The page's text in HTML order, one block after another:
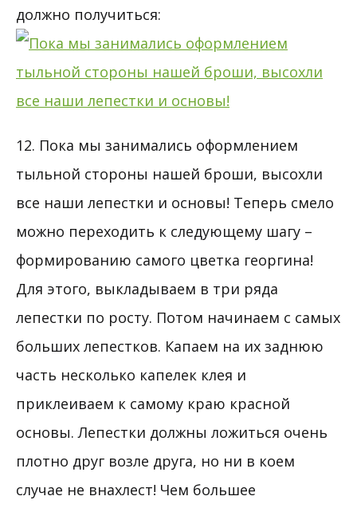
должно получиться:
12. Пока мы занимались оформлением
тыльной стороны нашей броши, высохли
все наши лепестки и основы! Теперь смело
можно переходить к следующему шагу –
формированию самого цветка георгина!
Для этого, выкладываем в три ряда
лепестки по росту. Потом начинаем с самых
больших лепестков. Капаем на их заднюю
часть несколько капелек клея и
приклеиваем к самому краю красной
основы. Лепестки должны ложиться очень
плотно друг возле друга, но ни в коем
случае не внахлест! Чем большее